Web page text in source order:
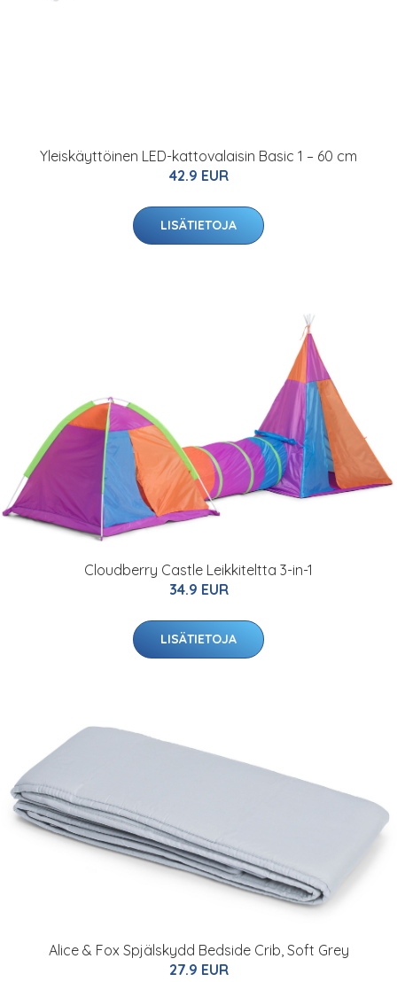
Yleiskäyttöinen LED-kattovalaisin Basic 1 – 60 cm
42.9 EUR
LISÄTIETOJA
Cloudberry Castle Leikkiteltta 3-in-1
34.9 EUR
LISÄTIETOJA
Alice & Fox Spjälskydd Bedside Crib, Soft Grey
27.9 EUR